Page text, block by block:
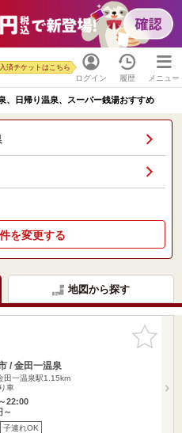
ログイン
済チケットはこちら
履歴 メニュー
、日帰り温泉、スーパー銭湯おすすめ
を変更する
地図から探す
お気に入
りに追加
/ 金田一温泉
田一温泉駅1.15km
車
22:00
～
子連れOK